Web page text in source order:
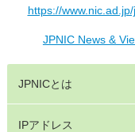
https://
JPNIC News &
JPNICとは
IPアドレス